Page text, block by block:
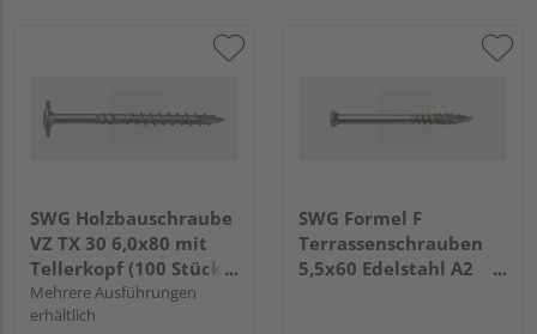
SWG Holzbauschraube
VZ TX 30 6,0x80 mit
Tellerkopf (100 Stück) -
191 106 080 19
Mehrere Ausführungen
erhältlich
SWG Formel F
Terrassenschrauben
5,5x60 Edelstahl A2